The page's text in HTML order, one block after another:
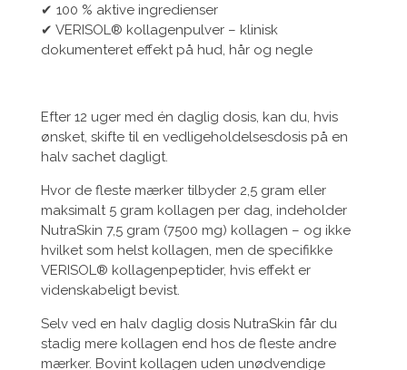
✔ 100 % aktive ingredienser
✔ VERISOL® kollagenpulver – klinisk
dokumenteret effekt på hud, hår og negle
Efter 12 uger med én daglig dosis, kan du, hvis
ønsket, skifte til en vedligeholdelsesdosis på en
halv sachet dagligt.
Hvor de fleste mærker tilbyder 2,5 gram eller
maksimalt 5 gram kollagen per dag, indeholder
NutraSkin 7,5 gram (7500 mg) kollagen – og ikke
hvilket som helst kollagen, men de specifikke
VERISOL® kollagenpeptider, hvis effekt er
videnskabeligt bevist.
Selv ved en halv daglig dosis NutraSkin får du
stadig mere kollagen end hos de fleste andre
mærker. Bovint kollagen uden unødvendige